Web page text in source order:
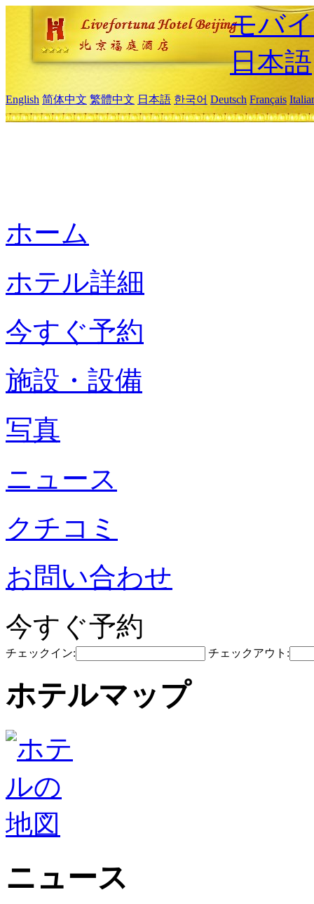
モバ
日本語
English 简体中文 繁體中文 日本語 한국어 Deutsch Français
ホーム
ホテル詳細
今すぐ予約
施設・設備
写真
ニュース
クチコミ
お問い合わせ
今すぐ予約
チェックイン: チェックアウト:
ホテルマップ
ニュース